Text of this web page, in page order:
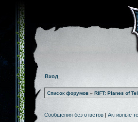
Вход
Список форумов » RIFT: Planes of
Сообщения без ответов | Активные